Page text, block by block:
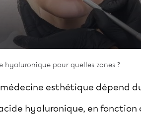
hyaluronique pour quelles zones ?
esthétique dépend
hyaluronique, en